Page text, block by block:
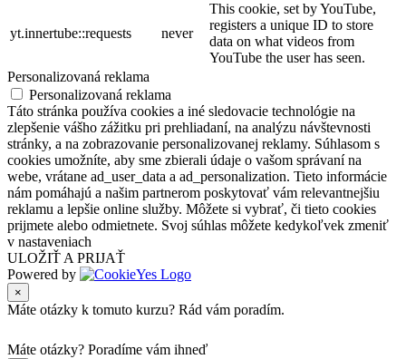
yt.innertube::requests never
This cookie, set by YouTube,
registers a unique ID to store
data on what videos from
YouTube the user has seen.
Personalizovaná reklama
Personalizovaná reklama
Táto stránka používa cookies a iné sledovacie technológie na
zlepšenie vášho zážitku pri prehliadaní, na analýzu návštevnosti
stránky, a na zobrazovanie personalizovanej reklamy. Súhlasom s
cookies umožníte, aby sme zbierali údaje o vašom správaní na
webe, vrátane ad_user_data a ad_personalization. Tieto informácie
nám pomáhajú a našim partnerom poskytovať vám relevantnejšiu
reklamu a lepšie online služby. Môžete si vybrať, či tieto cookies
prijmete alebo odmietnete. Svoj súhlas môžete kedykoľvek zmeniť
v nastaveniach
ULOŽIŤ A PRIJAŤ
Powered by
×
Máte otázky k tomuto kurzu? Rád vám poradím.
Máte otázky? Poradíme vám ihneď